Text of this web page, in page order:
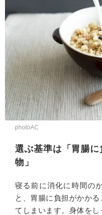
photoAC
選ぶ基準は「胃腸
物」
寝る前に消化に時間の
と、胃腸に負担がかか
てしまいます。身体をし